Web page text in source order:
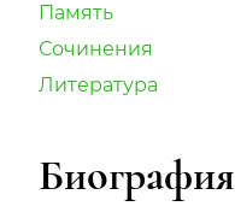
Память
Сочинения
Литература
Биография